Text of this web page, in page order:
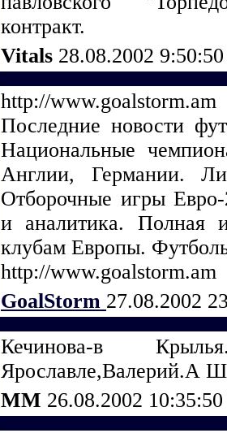
контракт.
Vitals 28.08.2002
http://www.goalstorm.am
Последние новости
Национальные
Англии, Германии.
Отборочные игры
и аналитика. Полная
клубам Европы.
http://www.goalstorm.am
GoalStorm 27.08.2002
Кечинова-в
Ярославле,Валерий.А
ММ 26.08.2002